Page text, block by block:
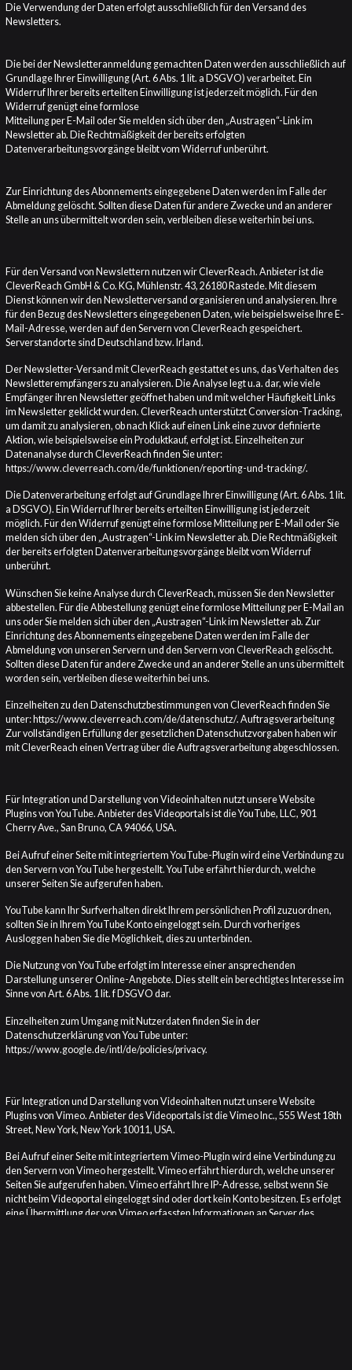
Die Verwendung der Daten erfolgt ausschließlich für den Versand des
Newsletters.
Die bei der Newsletteranmeldung gemachten Daten werden ausschließlich auf
Grundlage Ihrer Einwilligung (Art. 6 Abs. 1 lit. a DSGVO) verarbeitet. Ein
Widerruf Ihrer bereits erteilten Einwilligung ist jederzeit möglich. Für den
Widerruf genügt eine formlose
Mitteilung per E-Mail oder Sie melden sich über den „Austragen“-Link im
Newsletter ab. Die Rechtmäßigkeit der bereits erfolgten
Datenverarbeitungsvorgänge bleibt vom Widerruf unberührt.
Zur Einrichtung des Abonnements eingegebene Daten werden im Falle der
Abmeldung gelöscht. Sollten diese Daten für andere Zwecke und an anderer
Stelle an uns übermittelt worden sein, verbleiben diese weiterhin bei uns.
Für den Versand von Newslettern nutzen wir CleverReach. Anbieter ist die
CleverReach GmbH & Co. KG, Mühlenstr. 43, 26180 Rastede. Mit diesem
Dienst können wir den Newsletterversand organisieren und analysieren. Ihre
für den Bezug des Newsletters eingegebenen Daten, wie beispielsweise Ihre E-
Mail-Adresse, werden auf den Servern von CleverReach gespeichert.
Serverstandorte sind Deutschland bzw. Irland.
Der Newsletter-Versand mit CleverReach gestattet es uns, das Verhalten des
Newsletterempfängers zu analysieren. Die Analyse legt u.a. dar, wie viele
Empfänger ihren Newsletter geöffnet haben und mit welcher Häufigkeit Links
im Newsletter geklickt wurden. CleverReach unterstützt Conversion-Tracking,
um damit zu analysieren, ob nach Klick auf einen Link eine zuvor definierte
Aktion, wie beispielsweise ein Produktkauf, erfolgt ist. Einzelheiten zur
Datenanalyse durch CleverReach finden Sie unter:
https://www.cleverreach.com/de/funktionen/reporting-und-tracking/.
Die Datenverarbeitung erfolgt auf Grundlage Ihrer Einwilligung (Art. 6 Abs. 1 lit.
a DSGVO). Ein Widerruf Ihrer bereits erteilten Einwilligung ist jederzeit
möglich. Für den Widerruf genügt eine formlose Mitteilung per E-Mail oder Sie
melden sich über den „Austragen“-Link im Newsletter ab. Die Rechtmäßigkeit
der bereits erfolgten Datenverarbeitungsvorgänge bleibt vom Widerruf
unberührt.
Wünschen Sie keine Analyse durch CleverReach, müssen Sie den Newsletter
abbestellen. Für die Abbestellung genügt eine formlose Mitteilung per E-Mail an
uns oder Sie melden sich über den „Austragen“-Link im Newsletter ab. Zur
Einrichtung des Abonnements eingegebene Daten werden im Falle der
Abmeldung von unseren Servern und den Servern von CleverReach gelöscht.
Sollten diese Daten für andere Zwecke und an anderer Stelle an uns übermittelt
worden sein, verbleiben diese weiterhin bei uns.
Einzelheiten zu den Datenschutzbestimmungen von CleverReach finden Sie
unter: https://www.cleverreach.com/de/datenschutz/. Auftragsverarbeitung
Zur vollständigen Erfüllung der gesetzlichen Datenschutzvorgaben haben wir
mit CleverReach einen Vertrag über die Auftragsverarbeitung abgeschlossen.
Für Integration und Darstellung von Videoinhalten nutzt unsere Website
Plugins von YouTube. Anbieter des Videoportals ist die YouTube, LLC, 901
Cherry Ave., San Bruno, CA 94066, USA.
Bei Aufruf einer Seite mit integriertem YouTube-Plugin wird eine Verbindung zu
den Servern von YouTube hergestellt. YouTube erfährt hierdurch, welche
unserer Seiten Sie aufgerufen haben.
YouTube kann Ihr Surfverhalten direkt Ihrem persönlichen Profil zuzuordnen,
sollten Sie in Ihrem YouTube Konto eingeloggt sein. Durch vorheriges
Ausloggen haben Sie die Möglichkeit, dies zu unterbinden.
Die Nutzung von YouTube erfolgt im Interesse einer ansprechenden
Darstellung unserer Online-Angebote. Dies stellt ein berechtigtes Interesse im
Sinne von Art. 6 Abs. 1 lit. f DSGVO dar.
Einzelheiten zum Umgang mit Nutzerdaten finden Sie in der
Datenschutzerklärung von YouTube unter:
https://www.google.de/intl/de/policies/privacy.
Für Integration und Darstellung von Videoinhalten nutzt unsere Website
Plugins von Vimeo. Anbieter des Videoportals ist die Vimeo Inc., 555 West 18th
Street, New York, New York 10011, USA.
Bei Aufruf einer Seite mit integriertem Vimeo-Plugin wird eine Verbindung zu
den Servern von Vimeo hergestellt. Vimeo erfährt hierdurch, welche unserer
Seiten Sie aufgerufen haben. Vimeo erfährt Ihre IP-Adresse, selbst wenn Sie
nicht beim Videoportal eingeloggt sind oder dort kein Konto besitzen. Es erfolgt
eine Übermittlung der von Vimeo erfassten Informationen an Server des